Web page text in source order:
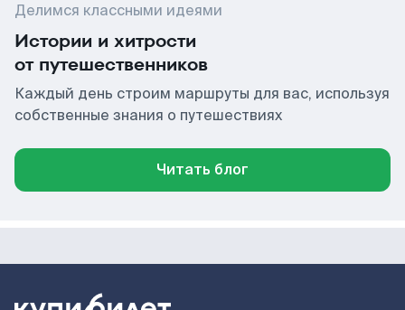
Делимся классными идеями
Истории и хитрости
от путешественников
Каждый день строим маршруты для вас, используя
собственные знания о путешествиях
Читать блог